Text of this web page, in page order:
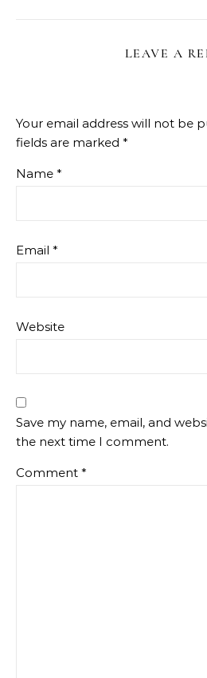
LEAVE A
Your email address will not be
fields are marked *
Name *
Email *
Website
Save my name, email, and
the next time I comment.
Comment *